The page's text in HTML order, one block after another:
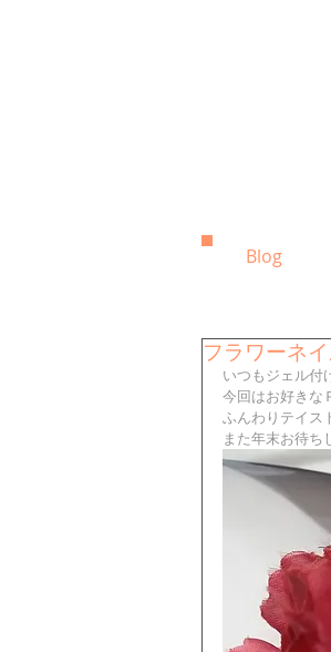
Blog
フラワーネ
いつもジェル
今回はお好きな
ふんわりテイス
また年末お待ち